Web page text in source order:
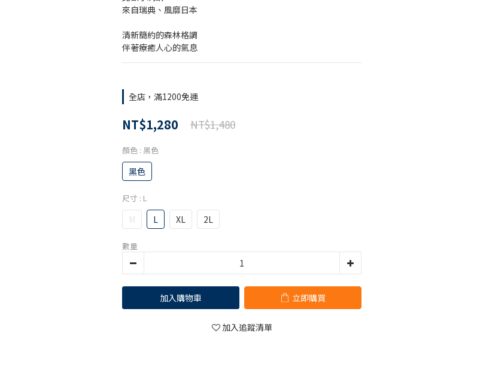
來自瑞典、風靡日本
清新簡約的森林格調
伴著療癒人心的氣息
全店，滿1200免運
NT$1,280 NT$1,480
顏色 : 黑色
黑色
尺寸 : L
M L XL 2L
數量
加入購物車 立即購買
加入追蹤清單